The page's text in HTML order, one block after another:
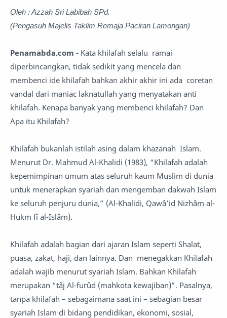
Oleh : Azzah Sri Labibah SPd.
(Pengasuh Majelis Taklim Remaja Paciran Lamongan)
Penamabda.com - Kata khilafah selalu ramai
diperbincangkan, tidak sedikit yang mencela dan
membenci ide khilafah bahkan akhir akhir ini ada coretan
vandal dari maniac laknatullah yang menyatakan anti
khilafah. Kenapa banyak yang membenci khilafah? Dan
Apa itu Khilafah?
Khilafah bukanlah istilah asing dalam khazanah Islam.
Menurut Dr. Mahmud Al-Khalidi (1983), “Khilafah adalah
kepemimpinan umum atas seluruh kaum Muslim di dunia
untuk menerapkan syariah dan mengemban dakwah Islam
ke seluruh penjuru dunia,” (Al-Khalidi, Qawâ’id Nizhâm al-
Hukm fî al-Islâm).
Khilafah adalah bagian dari ajaran Islam seperti Shalat,
puasa, zakat, haji, dan lainnya. Dan menegakkan Khilafah
adalah wajib menurut syariah Islam. Bahkan Khilafah
merupakan “tâj Al-furûd (mahkota kewajiban)”. Pasalnya,
tanpa khilafah – sebagaimana saat ini – sebagian besar
syariah Islam di bidang pendidikan, ekonomi, sosial,